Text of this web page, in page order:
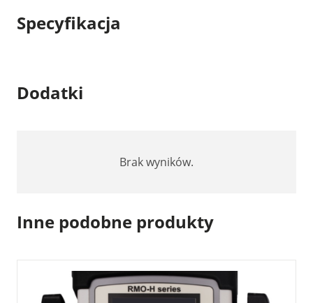
Specyfikacja
Dodatki
Brak wyników.
Inne podobne produkty